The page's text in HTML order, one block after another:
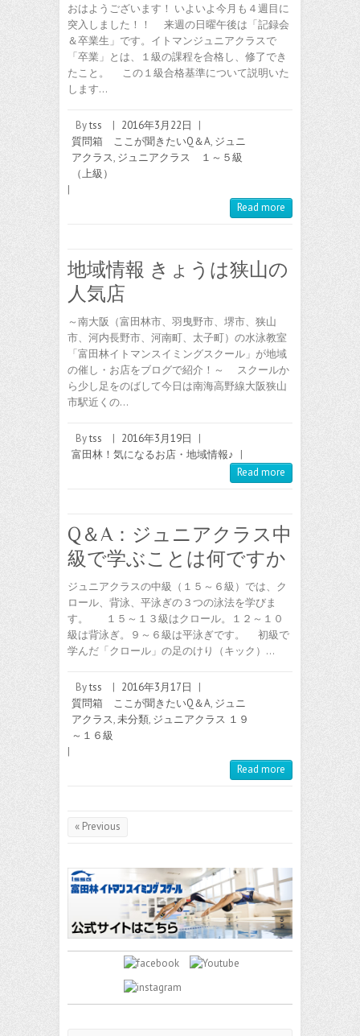
おはようございます！ いよいよ今月も４週目に
突入しました！！ 来週の日曜午後は「記録会
＆卒業生」です。イトマンジュニアクラスで
「卒業」とは、１級の課程を合格し、修了でき
たこと。 この１級合格基準について説明いた
します…
Bytss | 2016年3月22日
|
質問箱 ここが聞きたいQ＆A, ジュニ
アクラス, ジュニアクラス １～５級
（上級）
|
Read more
地域情報 きょうは狭山の
人気店
～南大阪（富田林市、羽曳野市、堺市、狭山
市、河内長野市、河南町、太子町）の水泳教室
「富田林イトマンスイミングスクール」が地域
の催し・お店をブログで紹介！～ スクールか
ら少し足をのばして今日は南海高野線大阪狭山
市駅近くの…
Bytss | 2016年3月19日
|
富田林！気になるお店・地域情報♪ |
Read more
Q＆A：ジュニアクラス中
級で学ぶことは何ですか
ジュニアクラスの中級（１５～６級）では、ク
ロール、背泳、平泳ぎの３つの泳法を学びま
す。 １５～１３級はクロール。１２～１０
級は背泳ぎ。９～６級は平泳ぎです。 初級で
学んだ「クロール」の足のけり（キック）…
Bytss | 2016年3月17日
|
質問箱 ここが聞きたいQ＆A, ジュニ
アクラス,未分類, ジュニアクラス １９
～１６級
|
Read more
« Previous